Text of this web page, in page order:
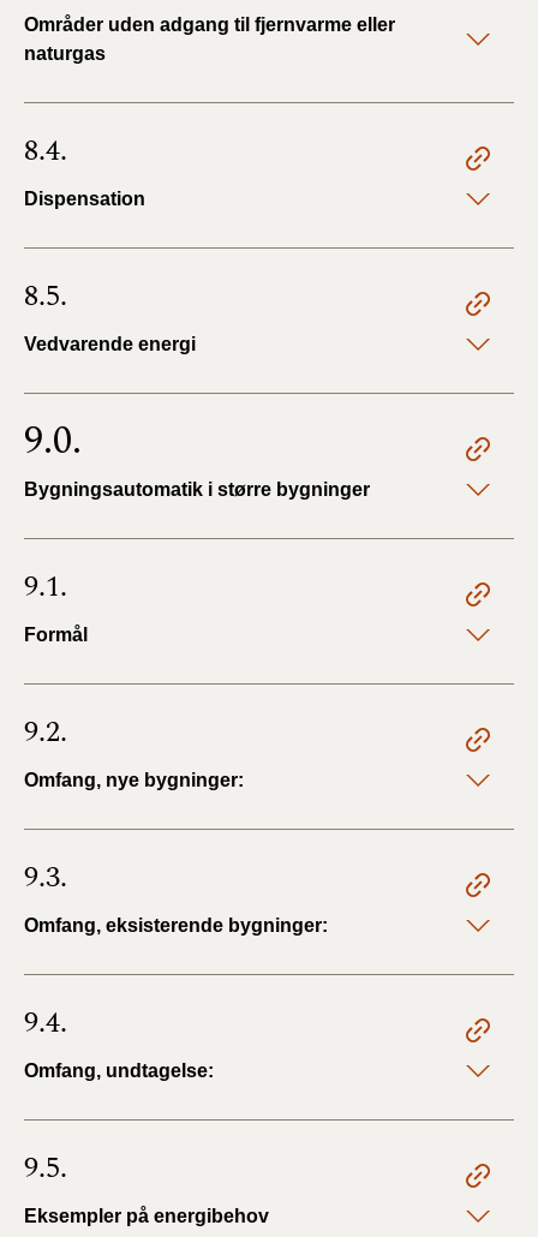
Områder uden adgang til fjernvarme eller
naturgas
8.4.
Dispensation
8.5.
Vedvarende energi
9.0.
Bygningsautomatik i større bygninger
9.1.
Formål
9.2.
Omfang, nye bygninger:
9.3.
Omfang, eksisterende bygninger:
9.4.
Omfang, undtagelse:
9.5.
Eksempler på energibehov